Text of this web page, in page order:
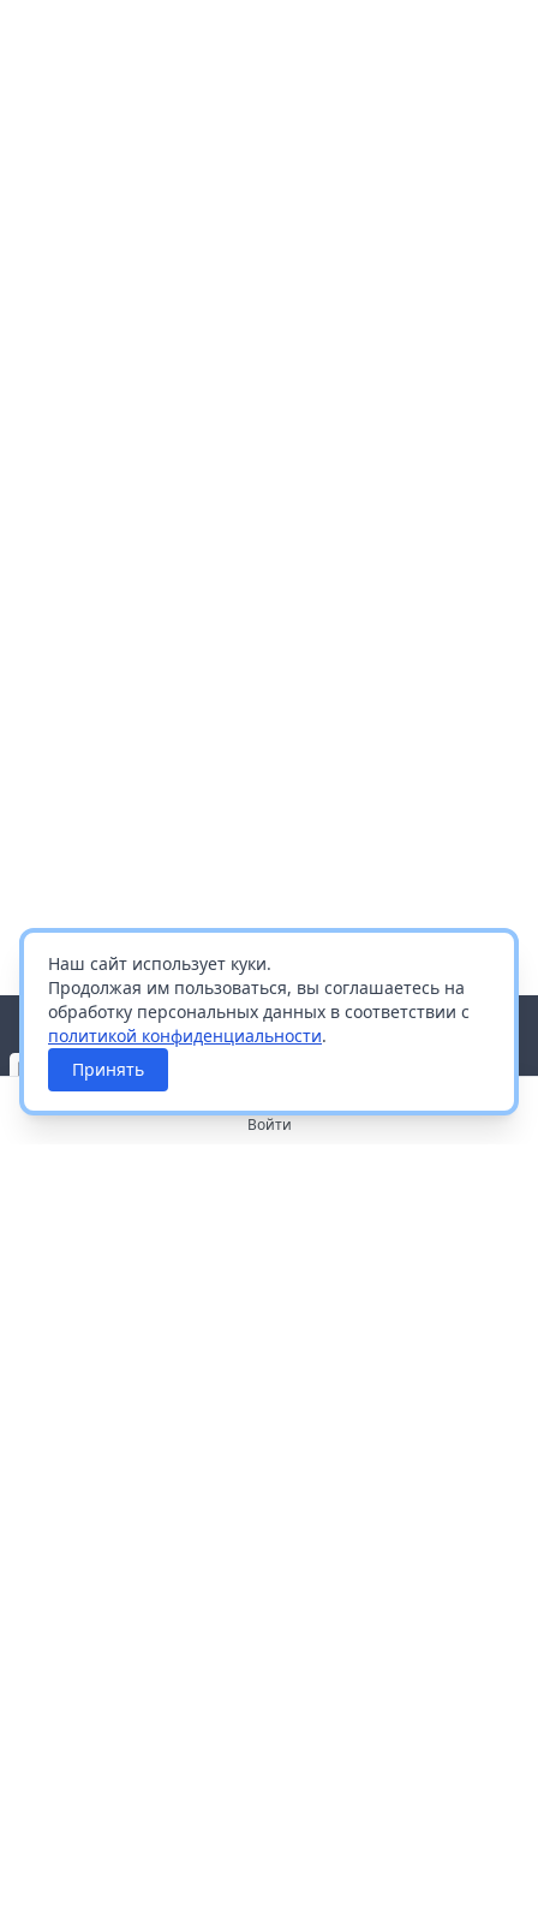
Наш сайт использует куки.
Продолжая им пользоваться, вы соглашаетесь на
обработку персональных данных в соответствии с
политикой конфиденциальности.
Принять
Войти